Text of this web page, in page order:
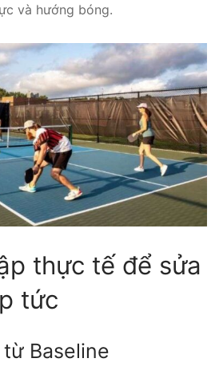
và hướng bóng.
thực tế để sửa
tức
từ Baseline